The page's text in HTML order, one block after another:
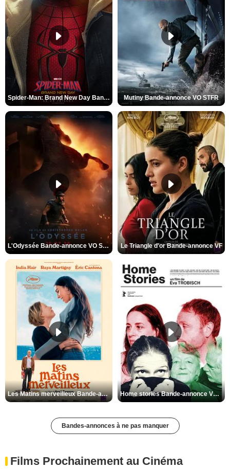
Spider-Man: Brand New Day Bande-annonce VO STFR Mutiny Bande-annonce VO STFR
L'Odyssée Bande-annonce VO STFR Le Triangle d'or Bande-annonce VF
Les Matins merveilleux Bande-annonce VF Home stories Bande-annonce VO STFR
Bandes-annonces à ne pas manquer
Films Prochainement au Cinéma